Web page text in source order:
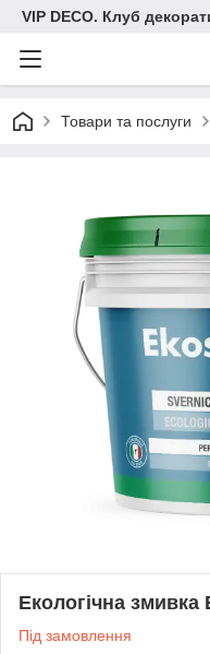
VIP DECO. Клуб
Товари та послуги
Екологічна змивка
Під замовлення